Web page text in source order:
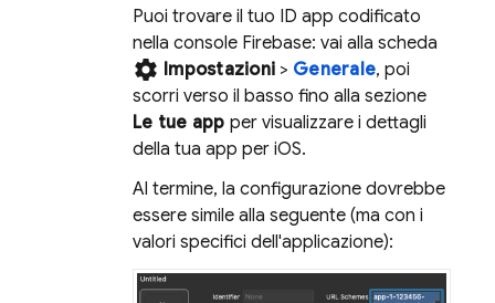
Puoi trovare il tuo ID app codificato
nella console Firebase: vai alla scheda
settings Impostazioni > Generale, poi
scorri verso il basso fino alla sezione
Le tue app per visualizzare i dettagli
della tua app per iOS.
Al termine, la configurazione dovrebbe
essere simile alla seguente (ma con i
valori specifici dell'applicazione):